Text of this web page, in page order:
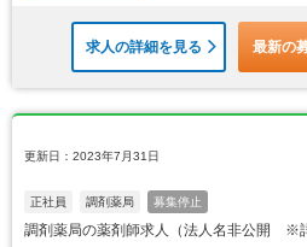
求人の詳細を見る 最新の
更新日：2023年7月31日
正社員 調剤薬局 募集停止
調剤薬局の薬剤師求人（法人名非公開 ※